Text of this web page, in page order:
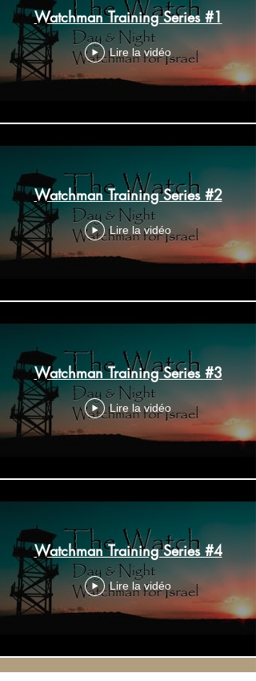
Watchman Training Series #1
Lire la vidéo
Watchman Training Series #2
Lire la vidéo
Watchman Training Series #3
Lire la vidéo
Watchman Training Series #4
Lire la vidéo